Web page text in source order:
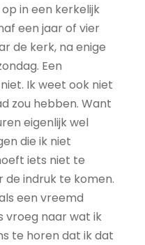
in een kerkelijk
een jaar of vier
de kerk, na enige
Een
Ik weet ook niet
zou hebben. Want
eigenlijk wel
die ik niet
iets niet te
de indruk te komen.
een vreemd
vroeg naar wat ik
te horen dat ik dat